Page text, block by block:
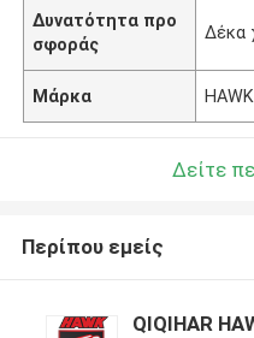
Δυνατότητα προ
σφοράς
Δέκα
Μάρκα HAWK
Δείτε
Περίπου εμείς
QIQIHAR